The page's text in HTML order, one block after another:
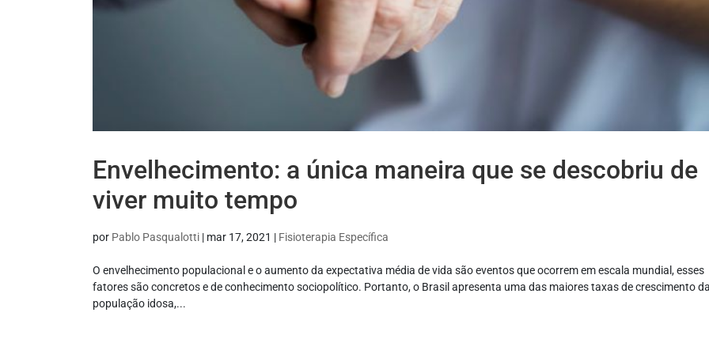
Envelhecimento: a única maneira que se descobriu de
viver muito tempo
por Pablo Pasqualotti | mar 17, 2021 | Fisioterapia Específica
O envelhecimento populacional e o aumento da expectativa média de vida são eventos que ocorrem em escala mundial, esses
fatores são concretos e de conhecimento sociopolítico. Portanto, o Brasil apresenta uma das maiores taxas de crescimento
população idosa,...